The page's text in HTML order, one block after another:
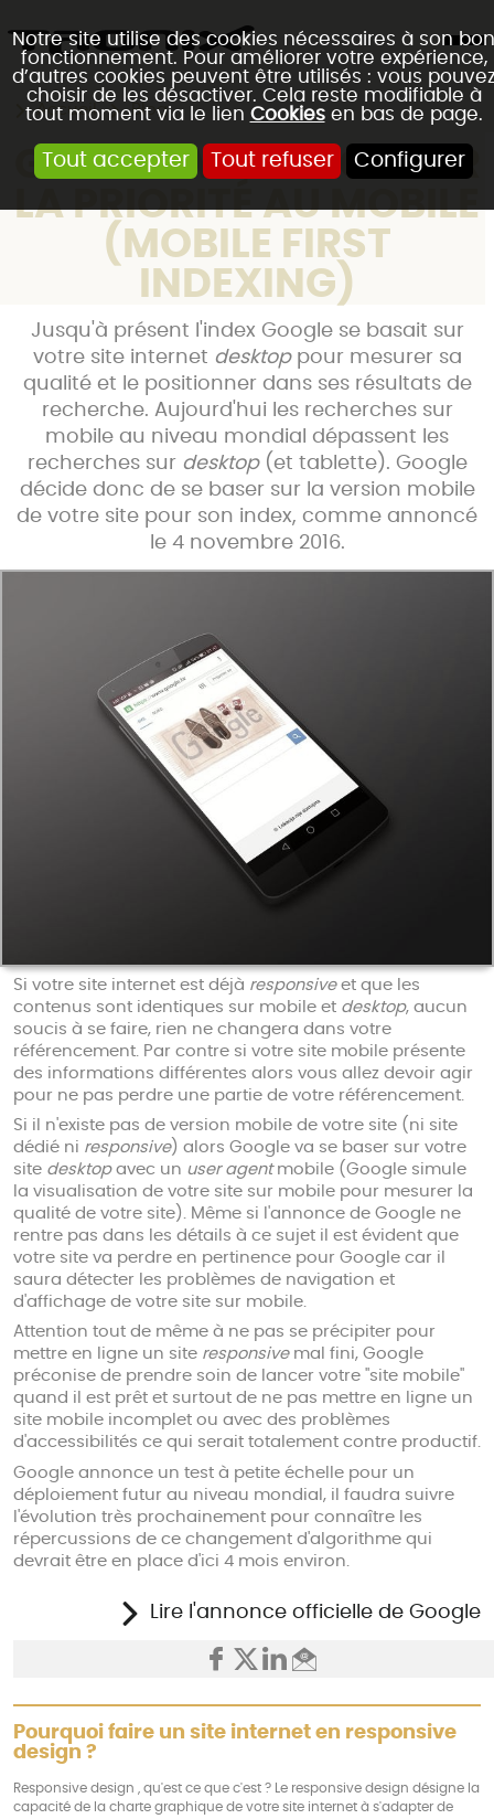
Notre site utilise des cookies nécessaires à son bon
fonctionnement. Pour améliorer votre expérience,
d’autres cookies peuvent être utilisés : vous
choisir de les désactiver. Cela reste modifiable à
tout moment via le lien Cookiesen bas de page.
Tout accepter Tout refuser Configurer
Accueil Blog
GOOGLE VEUX DONNER
LA PRIORITÉ AU MOBILE
(MOBILE FIRST
INDEXING)
Jusqu'à présent l'index Google se basait sur
votre site internet desktoppour mesurer sa
qualité et le positionner dans ses résultats de
recherche. Aujourd'hui les recherches sur
mobile au niveau mondial dépassent les
recherches sur desktop(et tablette). Google
décide donc de se baser sur la version mobile
de votre site pour son index, comme annoncé
le 4 novembre 2016.
Si votre site internet est déjà responsiveet que les
contenus sont identiques sur mobile et desktop, aucun
soucis à se faire, rien ne changera dans votre
référencement. Par contre si votre site mobile présente
des informations différentes alors vous allez devoir agir
pour ne pas perdre une partie de votre référencement.
Si il n'existe pas de version mobile de votre site (ni site
dédié ni responsive) alors Google va se baser sur votre
site desktopavec un user agentmobile (Google simule
la visualisation de votre site sur mobile pour mesurer la
qualité de votre site). Même si l'annonce de Google ne
rentre pas dans les détails à ce sujet il est évident que
votre site va perdre en pertinence pour Google car il
saura détecter les problèmes de navigation et
d'affichage de votre site sur mobile.
Attention tout de même à ne pas se précipiter pour
mettre en ligne un site responsivemal fini, Google
préconise de prendre soin de lancer votre "site mobile"
quand il est prêt et surtout de ne pas mettre en ligne un
site mobile incomplet ou avec des problèmes
d'accessibilités ce qui serait totalement contre productif.
Google annonce un test à petite échelle pour un
déploiement futur au niveau mondial, il faudra suivre
l'évolution très prochainement pour connaître les
répercussions de ce changement d'algorithme qui
devrait être en place d'ici 4 mois environ.
Lire l'annonce officielle de Google
Pourquoi faire un site internet en responsive
design ?
Responsive design , qu'est ce que c'est ? Le responsive design désigne la
capacité de la charte graphique de votre site internet à s'adapter de